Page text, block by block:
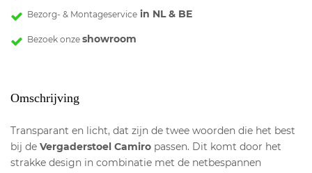
Bezorg- & Montageservice in NL & BE
Bezoek onze showroom
Omschrijving
Transparant en licht, dat zijn de twee woorden die het best
bij de Vergaderstoel Camiro passen. Dit komt door het
strakke design in combinatie met de netbespannen